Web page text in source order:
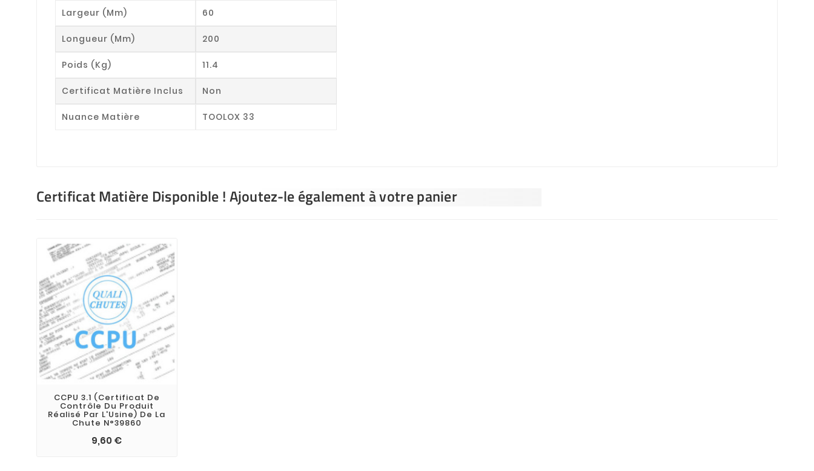
Largeur (mm) 60
Longueur (mm) 200
Poids (kg) 11.4
Certificat Matière Inclus Non
Nuance Matière TOOLOX 33
Certificat Matière Disponible ! Ajoutez-le également à votre panier
CCPU 3.1 (Certificat De
Contrôle Du Produit
Réalisé Par L'Usine) De La
Chute N°39860
9,60 €